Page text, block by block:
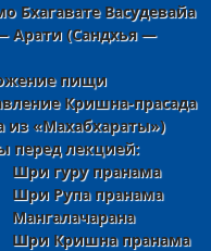
Бхагавате Васудевайа
Арати (Сандхья —
пищи
Кришна-прасада
из «Махабхараты»)
перед лекцией:
Шри гуру пранама
Шри Рупа пранама
Мангалачарана
Шри Кришна пранама